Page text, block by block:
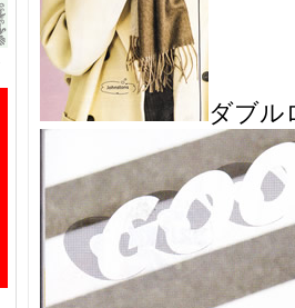
ダブル